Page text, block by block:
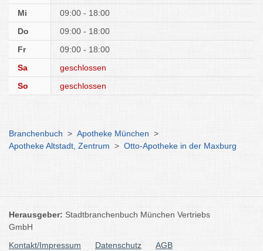
Mi
09:00 - 18:00
Do
09:00 - 18:00
Fr
09:00 - 18:00
Sa
geschlossen
So
geschlossen
Branchenbuch > Apotheke München >
Apotheke Altstadt, Zentrum > Otto-Apotheke in der Maxburg
Herausgeber: Stadtbranchenbuch München Vertriebs
GmbH
Kontakt/Impressum
Datenschutz AGB